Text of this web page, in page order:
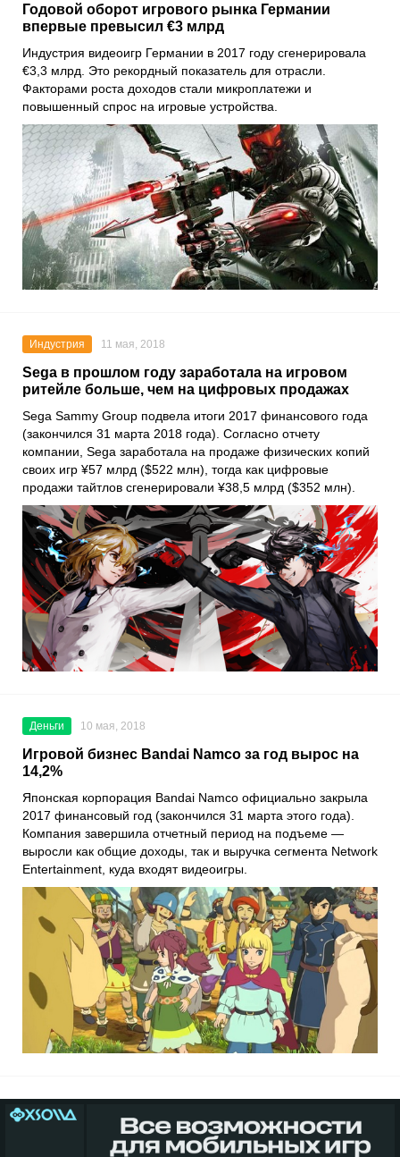
Годовой оборот игрового рынка Германии
впервые превысил €3 млрд
Индустрия видеоигр Германии в 2017 году сгенерировала
€3,3 млрд. Это рекордный показатель для отрасли.
Факторами роста доходов стали микроплатежи и
повышенный спрос на игровые устройства.
Индустрия 11 мая, 2018
Sega в прошлом году заработала на игровом
ритейле больше, чем на цифровых продажах
Sega Sammy Group подвела итоги 2017 финансового года
(закончился 31 марта 2018 года). Согласно отчету
компании, Sega заработала на продаже физических копий
своих игр ¥57 млрд ($522 млн), тогда как цифровые
продажи тайтлов сгенерировали ¥38,5 млрд ($352 млн).
Деньги 10 мая, 2018
Игровой бизнес Bandai Namco за год вырос на
14,2%
Японская корпорация Bandai Namco официально закрыла
2017 финансовый год (закончился 31 марта этого года).
Компания завершила отчетный период на подъеме —
выросли как общие доходы, так и выручка сегмента Network
Entertainment, куда входят видеоигры.